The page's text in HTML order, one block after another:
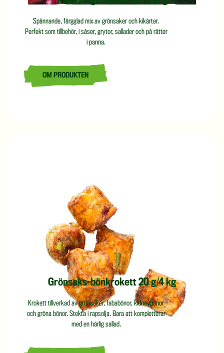
Spännande, färgglad mix av grönsaker och kikärter.
Perfekt som tillbehör, i såser, grytor, sallader och på rätter
i panna.
LÄS MER OM KIKÄRTS-GRÖNSAKSMIX 350 G
OM PRODUKTEN
Grönsaks-bönkrokett 20 g/4 kg
Krokett tillverkad av grönsaker, fababönor, kidneybönor
och gröna bönor. Stekta i rapsolja. Bara att kompletterar
med en härlig sallad.